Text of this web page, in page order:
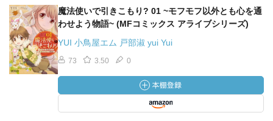
魔法使いで引きこもり? 01 ~モフモフ以外とも心を通
わせよう物語~ (MFコミックス アライブシリーズ)
YUI 小鳥屋エム 戸部淑 yui Yui
73 3.50 0